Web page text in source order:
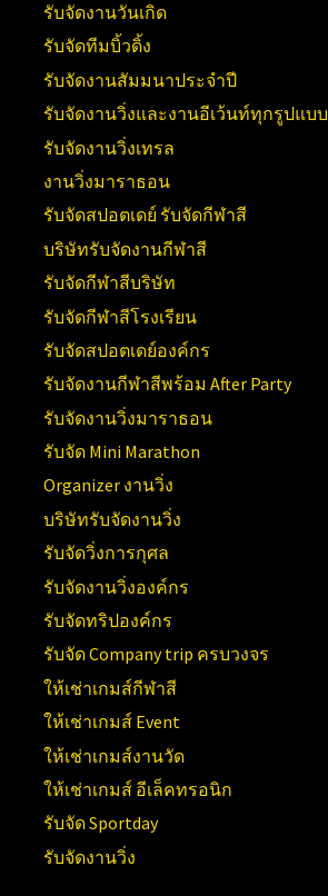
รับจัดงานวันเกิด
รับจัดทีมบิ้วดิ้ง
รับจัดงานสัมมนาประจำปี
รับจัดงานวิ่งและงานอีเว้นท์ทุกรูปแบบ
รับจัดงานวิ่งเทรล
งานวิ่งมาราธอน
รับจัดสปอตเดย์ รับจัดกีฬาสี
บริษัทรับจัดงานกีฬาสี
รับจัดกีฬาสีบริษัท
รับจัดกีฬาสีโรงเรียน
รับจัดสปอตเดย์องค์กร
รับจัดงานกีฬาสีพร้อม After Party
รับจัดงานวิ่งมาราธอน
รับจัด Mini Marathon
Organizer งานวิ่ง
บริษัทรับจัดงานวิ่ง
รับจัดวิ่งการกุศล
รับจัดงานวิ่งองค์กร
รับจัดทริปองค์กร
รับจัด Company trip ครบวงจร
ให้เช่าเกมส์กีฬาสี
ให้เช่าเกมส์ Event
ให้เช่าเกมส์งานวัด
ให้เช่าเกมส์ อีเล็คทรอนิก
รับจัด Sportday
รับจัดงานวิ่ง